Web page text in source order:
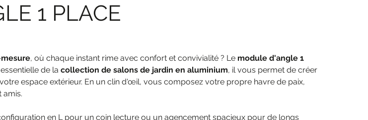
1 PLACE
, où chaque instant rime avec confort et convivialité ? Le module d'angle 1
de lacollection de salons de jardin en aluminium, il vous permet de créer
espace extérieur. En un clin d'œil, vous composez votre propre havre de paix,
amis.
en L pour un coin lecture ou un agencement spacieux pour de longs